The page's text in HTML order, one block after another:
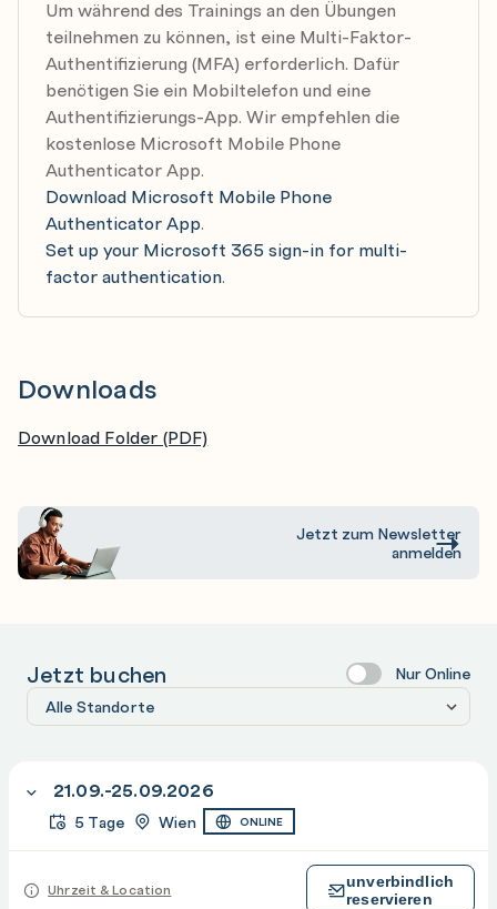
PowerShell 7.0
Neuerung in Powershell 7.0
Neue Operatoren
Arbeiten mit Visual Studio Code
Um während des Trainings an den Übungen
teilnehmen zu können, ist eine Multi-Faktor-
Authentifizierung (MFA) erforderlich. Dafür
benötigen Sie ein Mobiltelefon und eine
Authentifizierungs-App. Wir empfehlen die
kostenlose Microsoft Mobile Phone
Authenticator App.
Download Microsoft Mobile Phone
Authenticator App.
Set up your Microsoft 365 sign-in for multi-
factor authentication.
Downloads
Download Folder (PDF)
Jetzt zum Newsletter
anmelden
Jetzt buchen Nur Online
21.09.-25.09.2026
5 Tage Wien ONLINE
Uhrzeit & Location
unverbindlich
reservieren